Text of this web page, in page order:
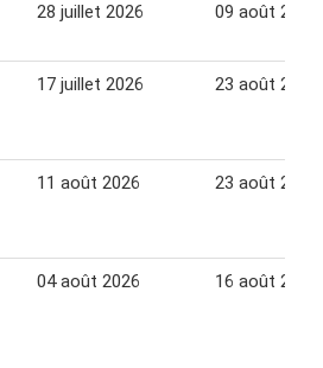
28 juillet 2026 09 août 2026
17 juillet 2026 23 août 2026
11 août 2026 23 août 2026
04 août 2026 16 août 2026